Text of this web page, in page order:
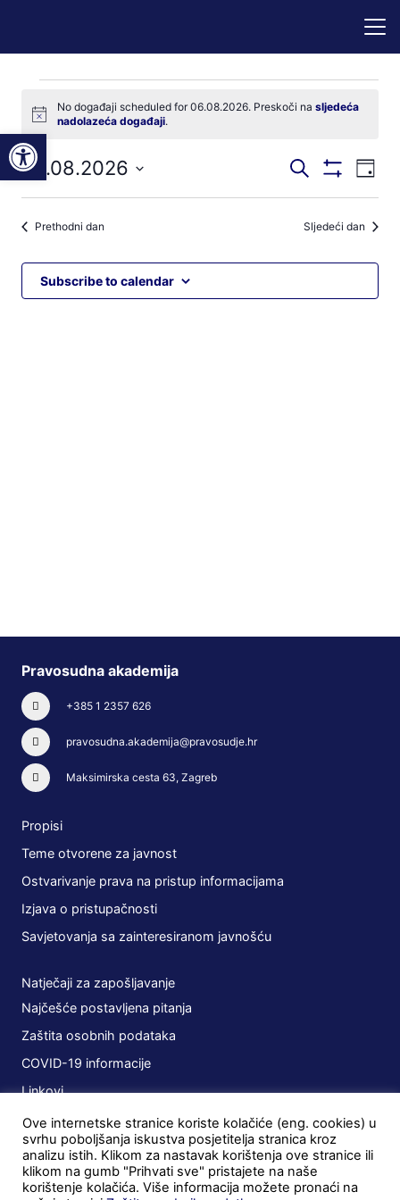
Događaji
for
06.08.2026
Notice
No događaji scheduled for 06.08.2026. Preskoči nasljedeća
nadolazeća događaji.
Događaji
pretraga
Pretraži
Filtere
Dan
06.08.2026
Odaberite
datum.
Prethodni dan Sljedeći dan
Subscribe to calendar
Pravosudna akademija
+385 1 2357 626
pravosudna.akademija@pravosudje.hr
Maksimirska cesta 63, Zagreb
Propisi
Teme otvorene za javnost
Ostvarivanje prava na pristup informacijama
Izjava o pristupačnosti
Savjetovanja sa zainteresiranom javnošću
Natječaji za zapošljavanje
Najčešće postavljena pitanja
Zaštita osobnih podataka
COVID-19 informacije
Linkovi
Planovi
Javna nabava
Ugovori
Ove internetske stranice koriste kolačiće (eng. cookies) u
svrhu poboljšanja iskustva posjetitelja stranica kroz
analizu istih. Klikom za nastavak korištenja ove stranice ili
klikom na gumb "Prihvati sve" pristajete na naše
korištenje kolačića. Više informacija možete pronaći na
Open toolbar